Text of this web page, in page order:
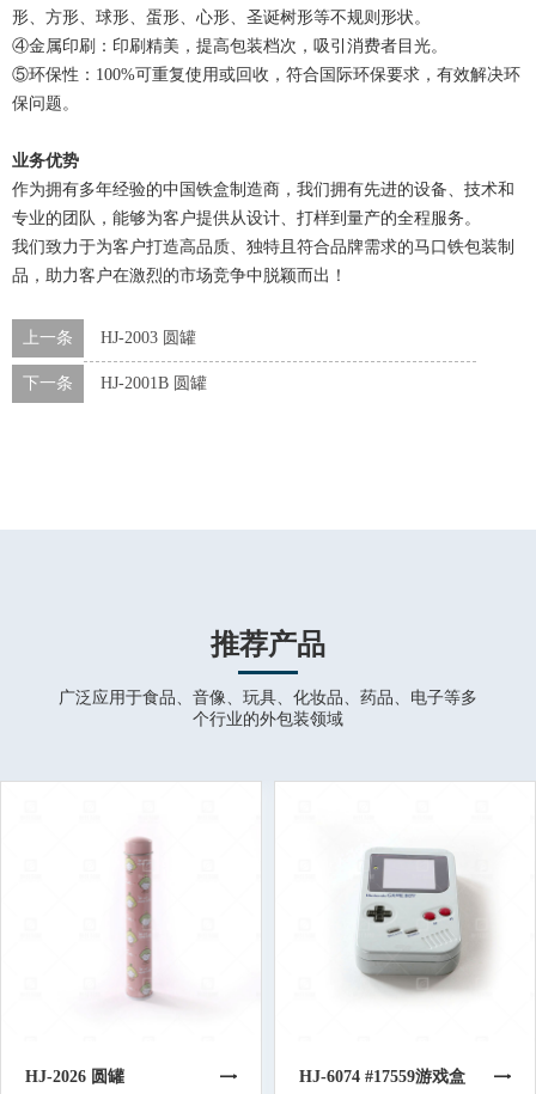
形、方形、球形、蛋形、心形、圣诞树形等不规则形状。
④金属印刷：印刷精美，提高包装档次，吸引消费者目光。
⑤环保性：100%可重复使用或回收，符合国际环保要求，有效解决环
保问题。
业务优势
作为拥有多年经验的中国铁盒制造商，我们拥有先进的设备、技术和
专业的团队，能够为客户提供从设计、打样到量产的全程服务。
我们致力于为客户打造高品质、独特且符合品牌需求的马口铁包装制
品，助力客户在激烈的市场竞争中脱颖而出！
上一条 HJ-2003 圆罐
下一条 HJ-2001B 圆罐
推荐产品
广泛应用于食品、音像、玩具、化妆品、药品、电子等多
个行业的外包装领域
HJ-2026 圆罐 HJ-6074 #17559游戏盒